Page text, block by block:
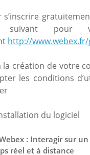
s’inscrire
pour
http://
la création de votre
les conditions
du logiciel
: Interagir sur
réel et à distance